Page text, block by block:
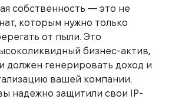
собственность — это не
которым нужно только
от пыли. Это
бизнес-актив,
должен генерировать доход и
вашей компании.
надежно защитили свои IP-